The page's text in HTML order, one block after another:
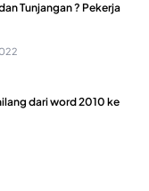
Tunjangan ? Pekerja
dari word 2010 ke